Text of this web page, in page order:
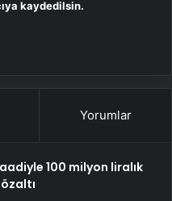
kaydedilsin.
Yorumlar
100 milyon liralık